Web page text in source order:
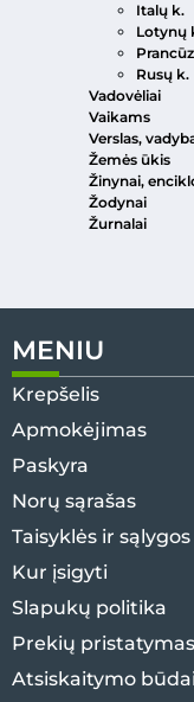
Italų k.
Lotynų
Rusų k.
Vadovėliai
Vaikams
Verslas,
Žemės ūkis
Žinynai,
Žodynai
Žurnalai
MENIU
Krepšelis
Apmokėjimas
Paskyra
Norų sąrašas
Taisyklės ir sąlygos
Kur įsigyti
Slapukų politika
Prekių pristatymas
Atsiskaitymo